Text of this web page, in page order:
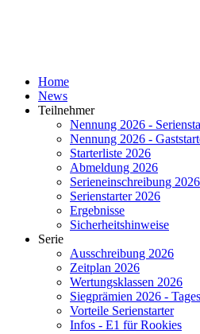
Home
News
Teilnehmer
Nennung 2026 -
Nennung 2026 -
Starterliste 2026
Abmeldung 2026
Serieneinschreibung 2026
Serienstarter 2026
Ergebnisse
Sicherheitshinweise
Serie
Ausschreibung 2026
Zeitplan 2026
Wertungsklassen 2026
Siegprämien 2026 -
Vorteile Serienstarter
Infos - E1 für Rookies